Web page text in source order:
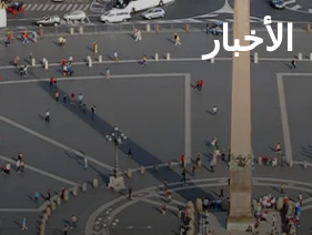
الأخبار